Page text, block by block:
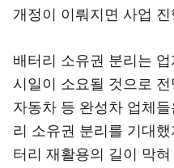
개정이 이뤄지면 사업
배터리 소유권 분리는
시일이 소요될 것으로
자동차 등 완성차 업체
리 소유권 분리를 기대
터리 재활용의 길이 막